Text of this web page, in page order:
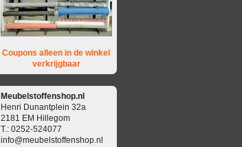
Coupons alleen in de winkel
verkrijgbaar
Meubelstoffenshop.nl
Henri Dunantplein 32a
2181 EM Hillegom
T.: 0252-524077
info@meubelstoffenshop.nl